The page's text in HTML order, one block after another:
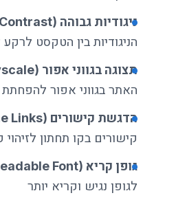
ניגודיות גבוהה (High Contrast)
הניגודיות בין הטקסט
תצוגה בגווני אפור (Grayscale)
האתר בגווני אפור להפחתת
הדגשת קישורים (Underline Links)
קישורים בקו תחתון לזיהוי
גופן קריא (Readable Font)
לגופן נגיש וקריא יותר